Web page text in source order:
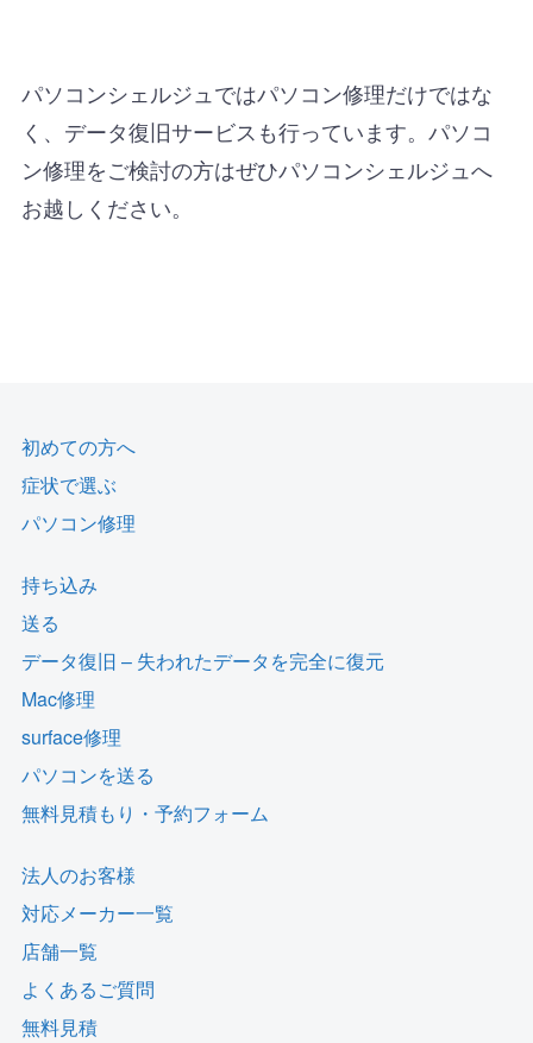
パソコンシェルジュではパソコン修理だけではな
く、データ復旧サービスも行っています。パソコ
ン修理をご検討の方はぜひパソコンシェルジュへ
お越しください。
初めての方へ
症状で選ぶ
パソコン修理
持ち込み
送る
データ復旧 – 失われたデータを完全に復元
Mac修理
surface修理
パソコンを送る
無料見積もり・予約フォーム
法人のお客様
対応メーカー一覧
店舗一覧
よくあるご質問
無料見積